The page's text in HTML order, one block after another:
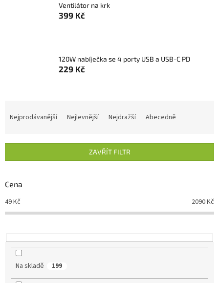
Ventilátor na krk
399 Kč
120W nabíječka se 4 porty USB a USB-C PD
229 Kč
í
r
o
d
u
t
ů
Nejprodávanější Nejlevnější Nejdražší Abecedně
ZAVŘÍT FILTR
Cena
49Kč 2090Kč
Na skladě 199